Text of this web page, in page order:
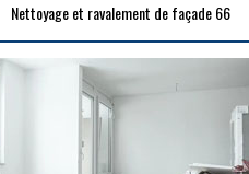
Nettoyage et ravalement de façade 66